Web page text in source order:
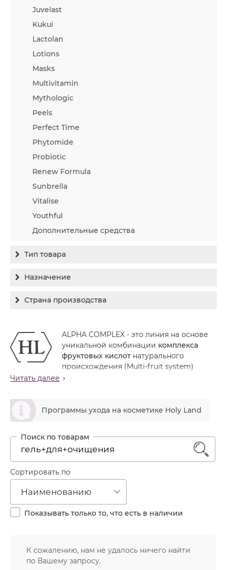
Juvelast
Kukui
Lactolan
Lotions
Masks
Multivitamin
Mythologic
Peels
Perfect Time
Phytomide
Probiotic
Renew Formula
Sunbrella
Vitalise
Youthful
Дополнительные средства
Тип товара
Бальзам
Концентрат
Крем солнцезащитный
Крем тональный
Мусс
Мыло
Набор косметики
Пилинг
Пудра
Шампунь
Назначение
Гиперпигментация
Заживление
Лечение акне
Обновление кожи
Очищение
Против морщин
Увлажнение
Страна производства
Канада
Россия
ALPHA COMPLEX - это линия на основе
уникальной комбинации комплекса
фруктовых кислотнатурального
происхождения (Multi-fruit system)
обладает широким спектром действия, в различных
быстрый и заметный результат, используется в том
числе для подготовки кожи к пилингам и
пластическим операциям.
Назначение линии
Мягкое отшелушивание рогового слоя,
гиперпигментаций любого происхождения.
Повышение тонуса и естественной
Смягчение кожи, разглаживание поверхностных
и текстуры кожи).
Сокращение пор, нормализация функции сальных
Читать далее
ဆ Программы ухода на косметике Holy Land
1
Сортировать по
Наименованию
Показывать только то, что есть в наличии
К сожалению, нам не удалось ничего найти
по Вашему запросу.